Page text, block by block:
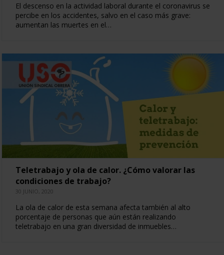
El descenso en la actividad laboral durante el coronavirus se
percibe en los accidentes, salvo en el caso más grave:
aumentan las muertes en el…
Teletrabajo y ola de calor. ¿Cómo valorar las
condiciones de trabajo?
30 JUNIO, 2020
La ola de calor de esta semana afecta también al alto
porcentaje de personas que aún están realizando
teletrabajo en una gran diversidad de inmuebles…